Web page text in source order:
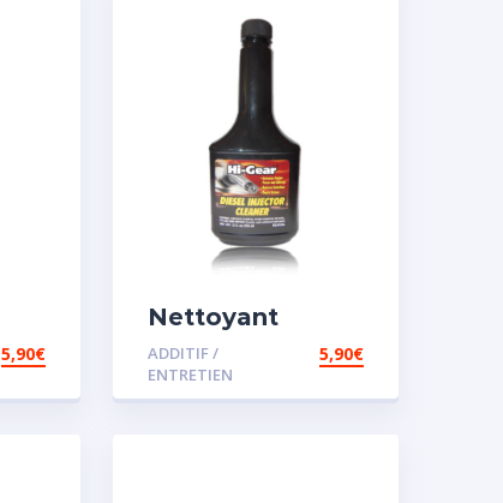
5,90€
Nettoyant
injecteur diesel
ADDITIF /
ENTRETIEN
5,90€